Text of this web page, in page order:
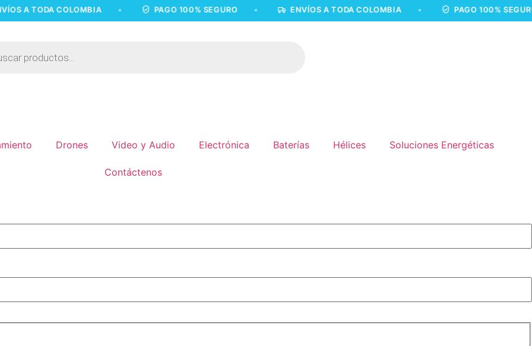
COLOMBIA • PAGO 100% SEGURO • ENVÍOS A TODA COLOMBIA • PAGO 100% SEGURO •
Drones Video y Audio Electrónica Baterías Hélices Soluciones Energéticas
Contáctenos